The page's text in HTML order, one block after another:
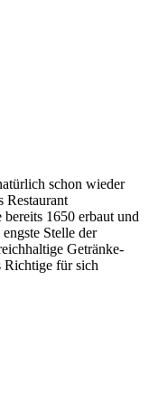
schon wieder
Restaurant
1650 erbaut und
Stelle der
Getränke-
Richtige für sich